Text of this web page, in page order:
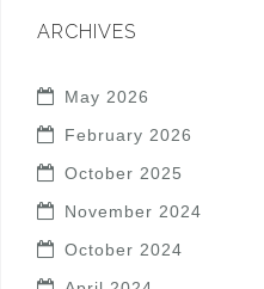
ARCHIVES
May 2026
February 2026
October 2025
November 2024
October 2024